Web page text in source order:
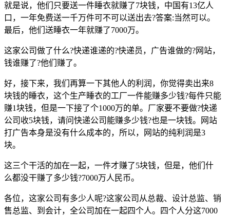
就是说，他们只要送一件睡衣就赚了7块钱，中国有13亿人
口，一年免费送一千万件可不可以送出去?答案:当然可以。
最后，他们送睡衣一年就赚了7000万。
这家公司做了什么?快递谁递的?快递员，广告谁做的?网站，
钱谁赚了?他们赚了。
好，接下来，我们再算一下其他人的利润，你觉得卖出来8
块钱的睡衣，这个生产睡衣的工厂一件能赚多少钱?每件只能
赚1块钱，但是一下接了个1000万的单。厂家要不要做?快递
公司收5块钱，请问快递公司能赚多少钱?也是一块钱。网站
打广告本身是没有什么成本的，所以，网站的纯利润是3
块。
这三个干活的加在一起，一件才赚了5块钱，但是，他们什
么都没干赚了多少钱?7000万人民币。
各位，这家公司有多少人呢?这家公司从总裁、设计总监、销
售总监、到会计，全公司加在一起四个人。四个人分这7000